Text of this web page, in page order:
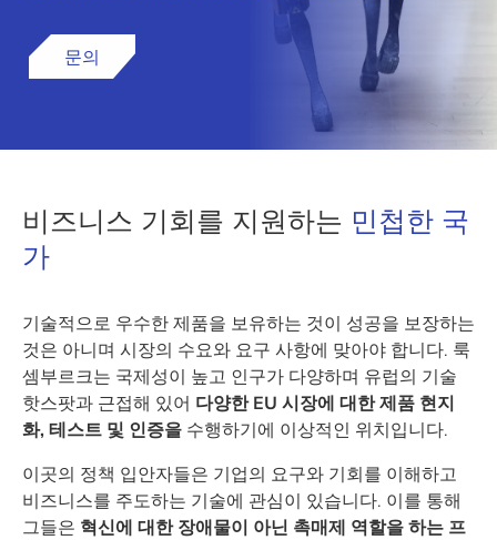
문의
비즈니스 기회를 지원하는 민첩한 국
가
기술적으로 우수한 제품을 보유하는 것이 성공을 보장하는
것은 아니며 시장의 수요와 요구 사항에 맞아야 합니다. 룩
셈부르크는 국제성이 높고 인구가 다양하며 유럽의 기술
핫스팟과 근접해 있어 다양한 EU 시장에 대한 제품 현지
화, 테스트 및 인증을 수행하기에 이상적인 위치입니다.
이곳의 정책 입안자들은 기업의 요구와 기회를 이해하고
비즈니스를 주도하는 기술에 관심이 있습니다. 이를 통해
그들은 혁신에 대한 장애물이 아닌 촉매제 역할을 하는 프